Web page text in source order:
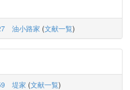
油小路家 (文献一覧)
堤家 (文献一覧)